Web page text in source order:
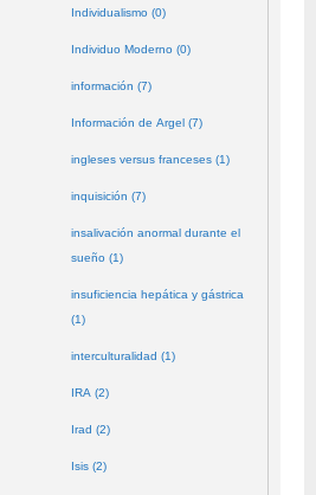
Individualismo (0)
Individuo Moderno (0)
información (7)
Información de Argel (7)
ingleses versus franceses (1)
inquisición (7)
insalivación anormal durante el
sueño (1)
insuficiencia hepática y gástrica
(1)
interculturalidad (1)
IRA (2)
Irad (2)
Isis (2)